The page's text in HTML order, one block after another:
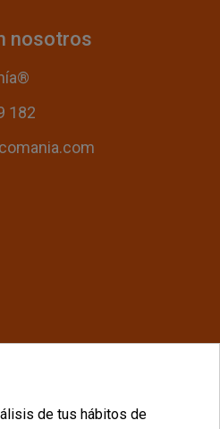
nosotros
182
de tus hábitos de